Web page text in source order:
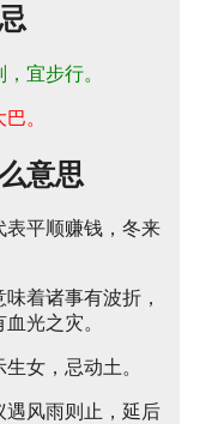
宜步行。
。
意思
表平顺赚钱，冬来
着诸事有波折，
光之灾。
女，忌动土。
遇风雨则止，延后